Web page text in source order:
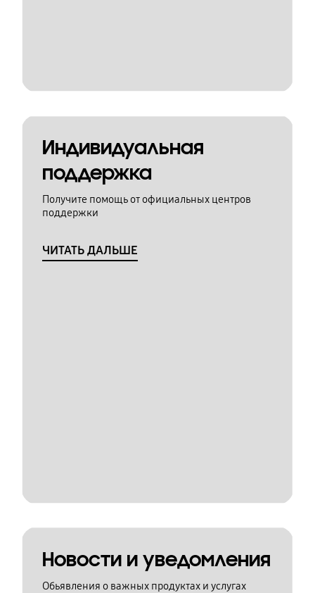
Индивидуальная
поддержка
Получите помощь от официальных центров
поддержки
ЧИТАТЬ ДАЛЬШЕ
Новости и уведомления
Обьявления о важных продуктах и услугах